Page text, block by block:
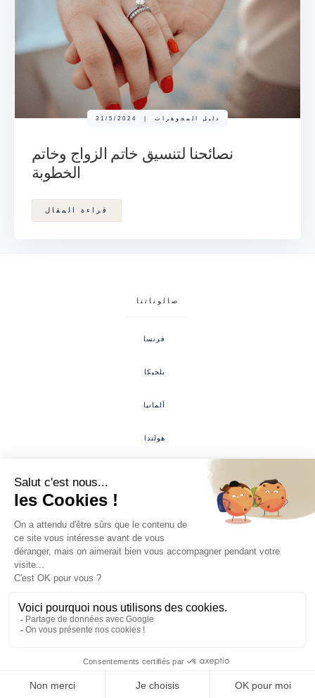
31/5/2024 دليل المجوهرات
نصائحنا لتنسيق خاتم الزواج وخاتم
الخطوبة
قراءة المقال
صالوناتنا
فرنسا
بلجيكا
ألمانيا
هولندا
#معرض_التحالف
المنطقة الصحفية مساحة العملاء الأسئلة المتكررة
الشروط القانونية
اللائحة العامة لحماية
معرض من تنظيم وتمثيل شركة SYC Hai حصريًا